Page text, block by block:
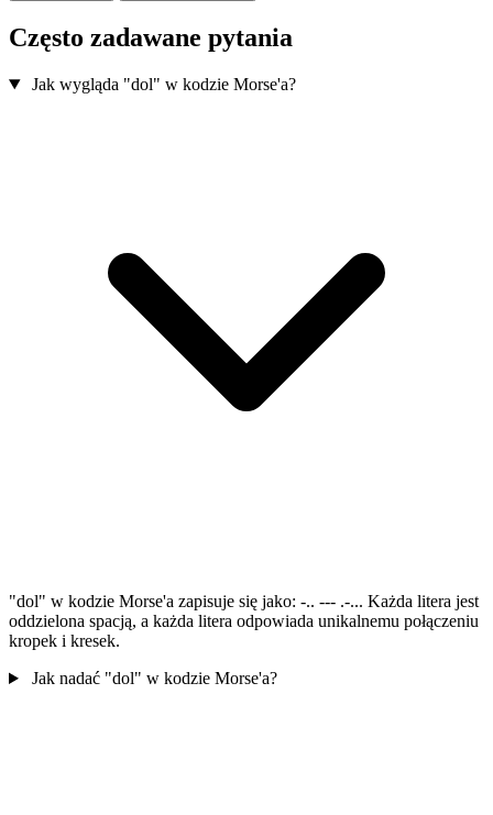
Często zadawane pytania
Jak wygląda "dol" w kodzie Morse'a?
"dol" w kodzie Morse'a zapisuje się jako: -.. --- .-... Każda litera jest
oddzielona spacją, a każda litera odpowiada unikalnemu połączeniu
kropek i kresek.
Jak nadać "dol" w kodzie Morse'a?